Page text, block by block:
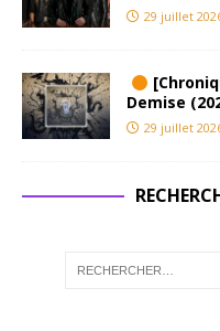
29 juillet
Demise
29 juillet